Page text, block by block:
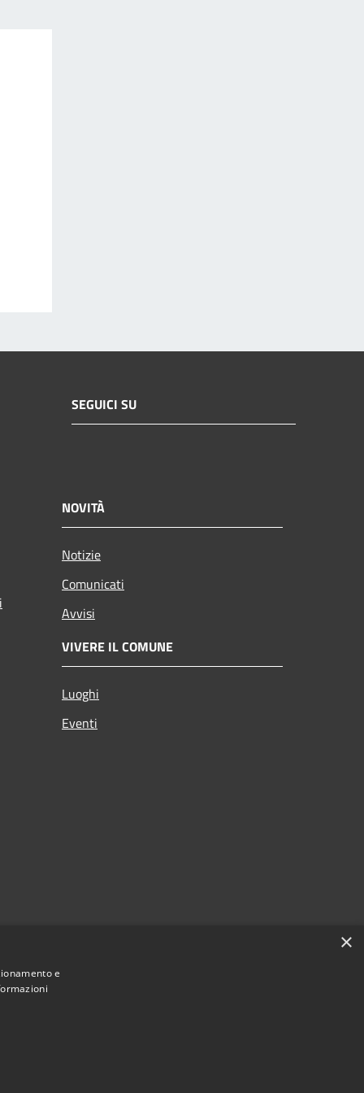
SEGUICI SU
NOVITÀ
Notizie
Comunicati
Avvisi
VIVERE IL COMUNE
Luoghi
Eventi
×
e